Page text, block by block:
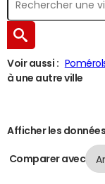
Voir aussi :
à une autre ville
Afficher les
Comparer avec